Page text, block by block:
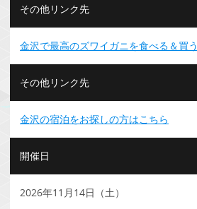
その他リンク先
金沢で最高のズワイガニを食べる＆買う
その他リンク先
金沢の宿泊をお探しの方はこちら
開催日
2026年11月14日（土）